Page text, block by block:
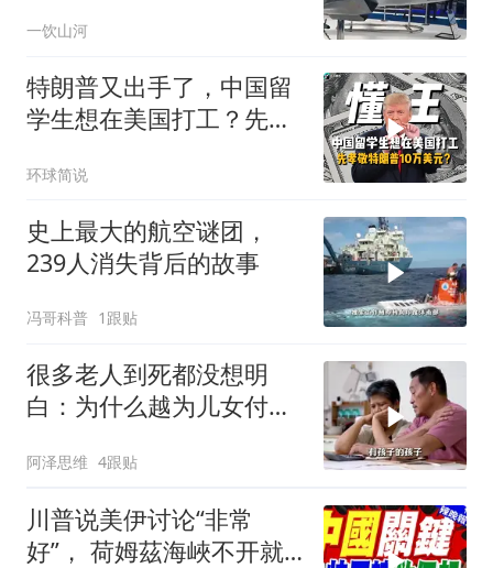
一饮山河
特朗普又出手了，中国留
学生想在美国打工？先孝
环球简说
史上最大的航空谜团，
239人消失背后的故事
冯哥科普 1跟贴
很多老人到死都没想明
白：为什么越为儿女付
阿泽思维 4跟贴
川普说美伊讨论“非常
好”， 荷姆茲海峽不开就